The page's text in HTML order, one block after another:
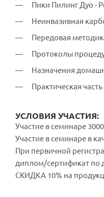
Пики Пилинг Дуо -
Неинвазивная
Передовая
Протоколы
Назначения
Практическая
УСЛОВИЯ УЧАСТИЯ:
Участие в семинаре
Участие в семинаре в
При первичной
диплом/сертификат по
СКИДКА 10% на